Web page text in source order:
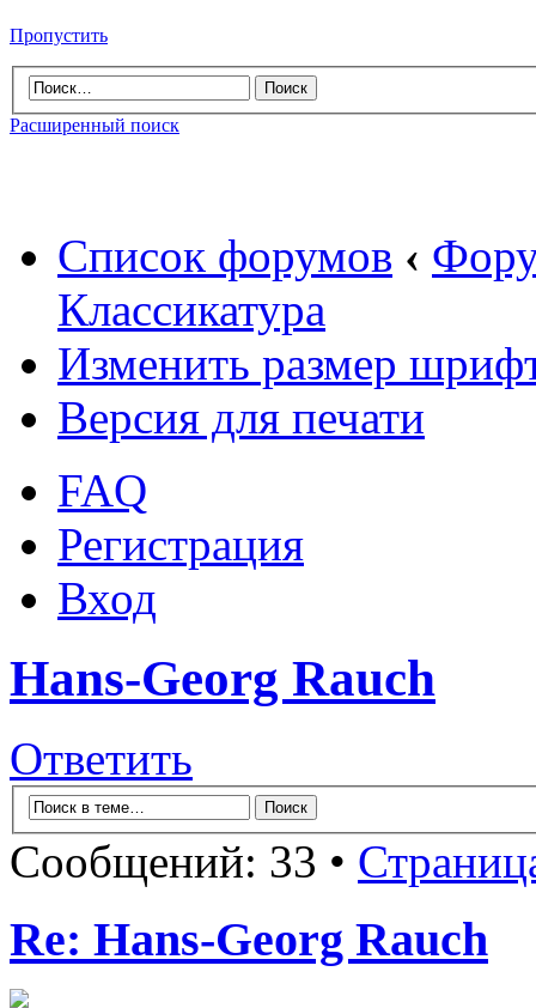
Пропустить
Расширенный поиск
Список форумов ‹
Классикатура
Изменить размер
Версия для печати
FAQ
Регистрация
Вход
Hans-Georg Rauch
Ответить
Сообщений: 33 •
Re: Hans-Georg Rauch